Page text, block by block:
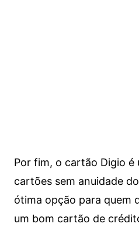
Por fim, o cartão Digio é
cartões sem anuidade
ótima opção para quem
um bom cartão de